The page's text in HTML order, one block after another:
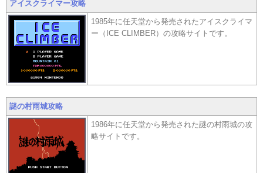
アイスクライマー攻略
1985年に任天堂から発売されたアイスクライマ
ー（ICE CLIMBER）の攻略サイトです。
謎の村雨城攻略
1986年に任天堂から発売された謎の村雨城の攻
略サイトです。